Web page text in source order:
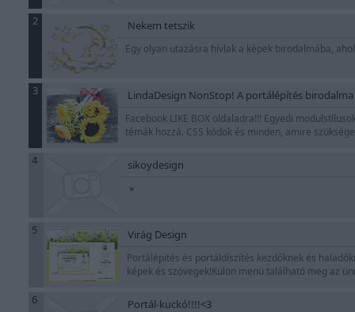
2 Nekem tetszik
Egy olyan utazásra hívlak a képek birodalmába,
3 LindaDesign NonStop! A portálépítés birodalma
Facebook LIKE BOX oldaladra!!! Egyedi
témák hozzá. CSS kódok és minden, amire
4 sikoydesign
»
5 Virág Design
Portálépítés és portáldíszítés kezdőknek és
képek és szövegek!Külön menü található meg az
6 Portál-kuckó!!!!<3